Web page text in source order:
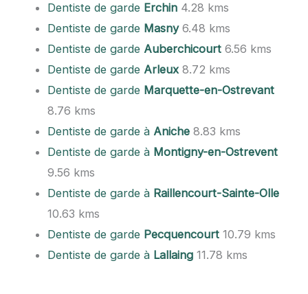
Dentiste de garde Erchin 4.28 kms
Dentiste de garde Masny6.48 kms
Dentiste de gardeAuberchicourt 6.56 kms
Dentiste de gardeArleux8.72 kms
Dentiste de garde Marquette-en-Ostrevant
8.76 kms
Dentiste de garde àAniche 8.83 kms
Dentiste de garde à Montigny-en-Ostrevent
9.56 kms
Dentiste de garde à Raillencourt-Sainte-Olle
10.63 kms
Dentiste de garde Pecquencourt 10.79 kms
Dentiste de garde à Lallaing 11.78 kms